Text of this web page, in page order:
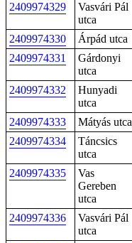
2409974329
Vasvári Pál
utca
2409974330 Árpád utca
2409974331
Gárdonyi
utca
2409974332
Hunyadi
utca
2409974333 Mátyás utca
2409974334
Táncsics
utca
2409974335
Vas
Gereben
utca
2409974336
Vasvári Pál
utca